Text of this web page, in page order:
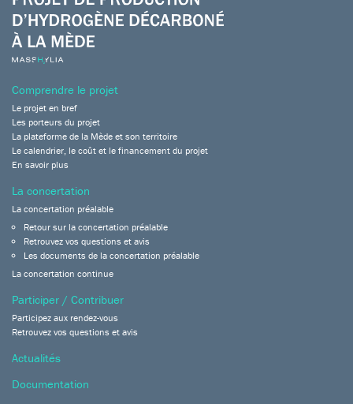
Comprendre le projet
Le projet en bref
Les porteurs du projet
La plateforme de la Mède et son territoire
Le calendrier, le coût et le financement du projet
En savoir plus
La concertation
La concertation préalable
Retour sur la concertation préalable
Retrouvez vos questions et avis
Les documents de la concertation préalable
La concertation continue
Participer / Contribuer
Participez aux rendez-vous
Retrouvez vos questions et avis
Actualités
Documentation